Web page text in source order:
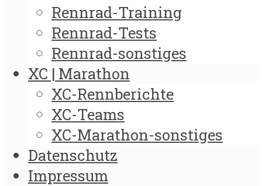
Rennrad-Training
Rennrad-Tests
Rennrad-sonstiges
XC | Marathon
XC-Rennberichte
XC-Teams
XC-Marathon-sonstiges
Datenschutz
Impressum